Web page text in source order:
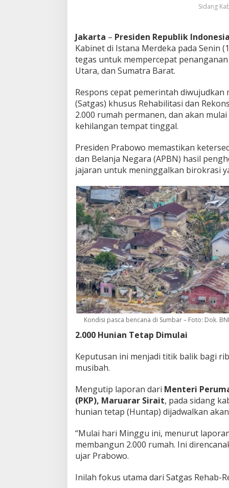
e
n
S
e
g
r
a
D
i
b
n
g
u
n
Sidang
Jakarta – Presiden Republik
Kabinet di Istana Merdeka pada Senin
tegas untuk mempercepat penanganan
Utara, dan Sumatra Barat.
Respons cepat pemerintah
(Satgas) khusus Rehabilitasi dan
2.000 rumah permanen, dan akan
kehilangan tempat tinggal.
Presiden Prabowo memastikan
dan Belanja Negara (APBN) hasil
jajaran untuk meninggalkan birokrasi
Kondisi pasca bencana di Sumbar – Foto: Dok.
2.000 Hunian Tetap Dimulai
Keputusan ini menjadi titik balik bagi
musibah.
Mengutip laporan dari Menteri
(PKP), Maruarar Sirait, pada sidang
hunian tetap (Huntap) dijadwalkan
“Mulai hari Minggu ini, menurut
membangun 2.000 rumah. Ini
ujar Prabowo.
Inilah fokus utama dari Satgas Rehab-